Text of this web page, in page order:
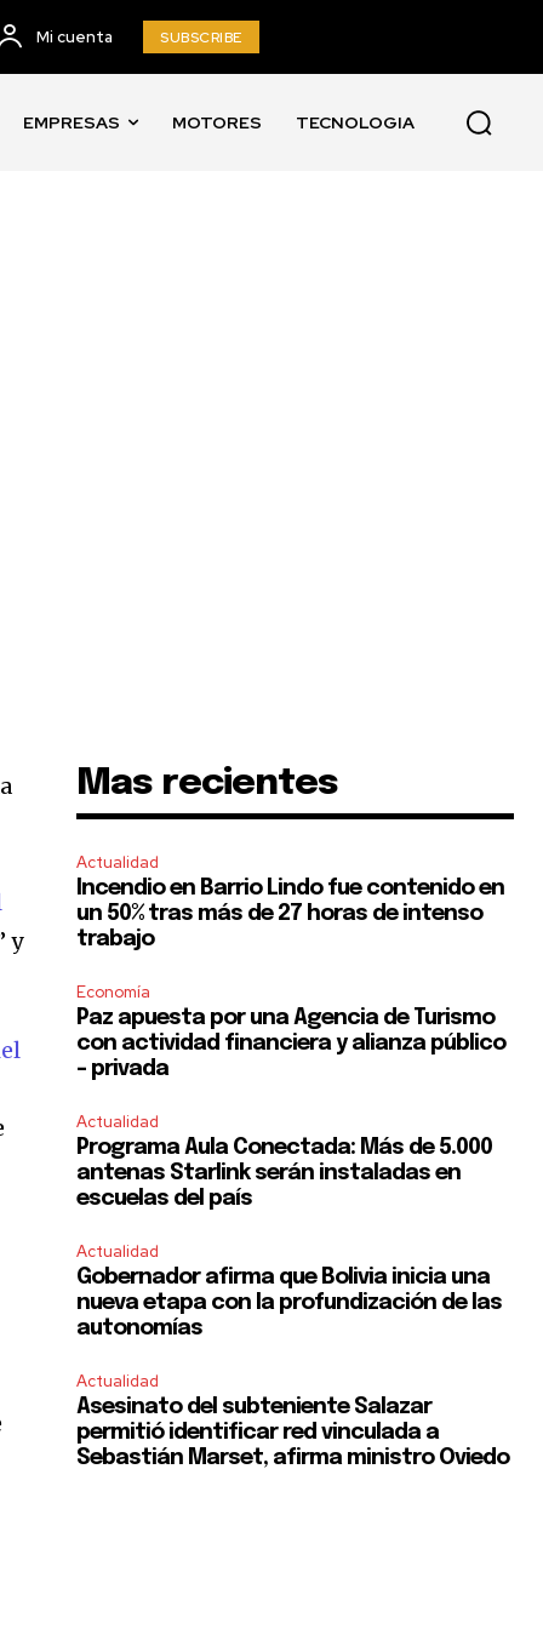
Mi cuenta SUBSCRIBE
EMPRESAS MOTORES TECNOLOGIA
y
Mas recientes
Actualidad
Incendio en Barrio Lindo fue contenido en
un 50% tras más de 27 horas de intenso
trabajo
Economía
Paz apuesta por una Agencia de Turismo
con actividad financiera y alianza público
– privada
Actualidad
Programa Aula Conectada: Más de 5.000
antenas Starlink serán instaladas en
escuelas del país
Actualidad
Gobernador afirma que Bolivia inicia una
nueva etapa con la profundización de las
autonomías
Actualidad
Asesinato del subteniente Salazar
permitió identificar red vinculada a
Sebastián Marset, afirma ministro Oviedo